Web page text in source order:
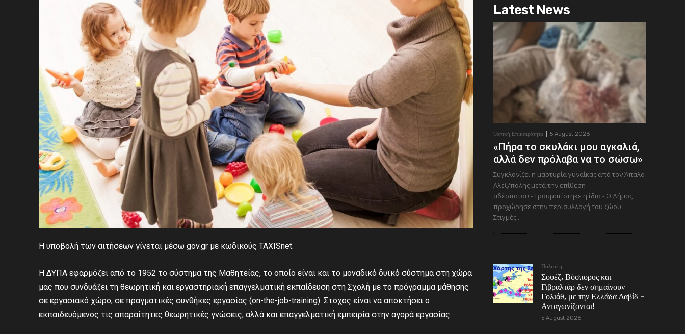
Η υποβολή των αιτήσεων γίνεται μέσω gov.gr με κωδικούς TAXISnet.
Η ΔΥΠΑ εφαρμόζει από το 1952 το σύστημα της Μαθητείας, το οποίο είναι και το μοναδικό δυϊκό σύστημα στη χώρα
μας που συνδυάζει τη θεωρητική και εργαστηριακή επαγγελματική εκπαίδευση στη Σχολή με το πρόγραμμα μάθησης
σε εργασιακό χώρο, σε πραγματικές συνθήκες εργασίας (on-the-job-training). Στόχος είναι να αποκτήσει ο
εκπαιδευόμενος τις απαραίτητες θεωρητικές γνώσεις, αλλά και επαγγελματική εμπειρία στην αγορά εργασίας.
Latest News
Τοπική Επικαιρότητα 5 August 2026
«Πήρα το σκυλάκι μου αγκαλιά,
αλλά δεν πρόλαβα να το σώσω»
Συγκλονίζει η μαρτυρία γυναίκας από τον Άπαλο
Αλεξ/πολης μετά την επίθεση
αδέσποτου - Τραυματίστηκε η ίδια - Ο Δήμος
προχώρησε στην περισυλλογή του ζώου
Στιγμές...
Πολιτικη
Σουέζ, Βόσπορος και
Γιβραλτάρ δεν σημαίνουν
Γολιάθ, με την Ελλάδα Δαβίδ –
Ανταγωνίζονται!
5 August 2026